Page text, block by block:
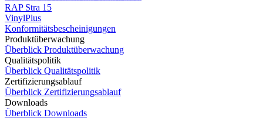
RAP Stra 15
VinylPlus
Konformitätsbescheinigungen
Produktüberwachung
Überblick Produktüberwachung
Qualitätspolitik
Überblick Qualitätspolitik
Zertifizierungsablauf
Überblick Zertifizierungsablauf
Downloads
Überblick Downloads